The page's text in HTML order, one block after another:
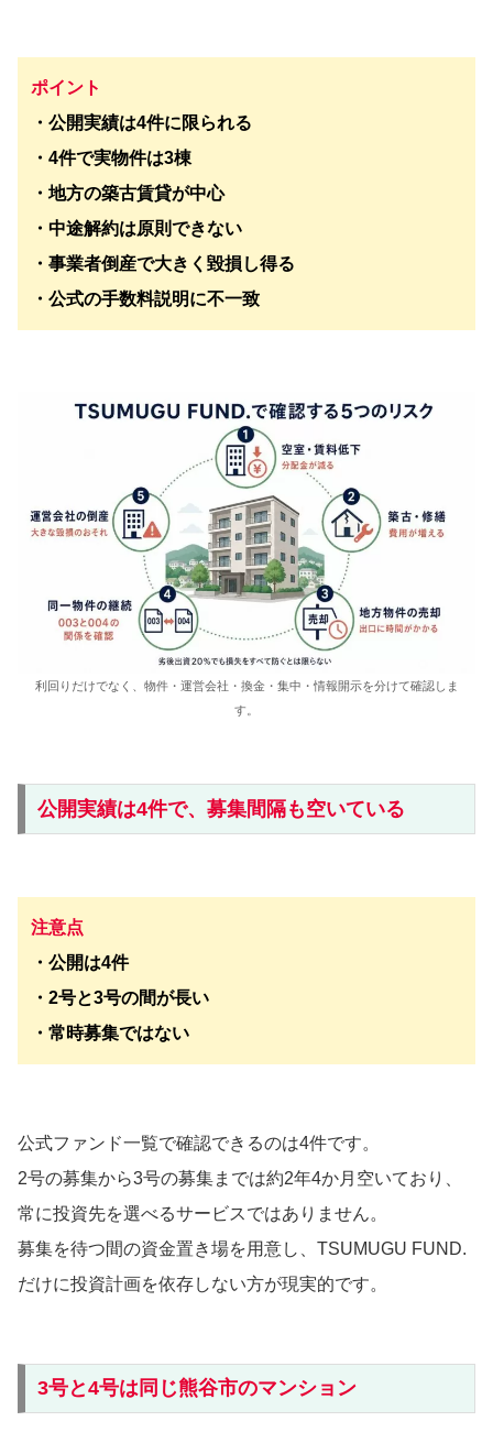
ポイント
・公開実績は4件に限られる
・4件で実物件は3棟
・地方の築古賃貸が中心
・中途解約は原則できない
・事業者倒産で大きく毀損し得る
・公式の手数料説明に不一致
利回りだけでなく、物件・運営会社・換金・集中・情報開示を分けて確認しま
す。
公開実績は4件で、募集間隔も空いている
注意点
・公開は4件
・2号と3号の間が長い
・常時募集ではない
公式ファンド一覧で確認できるのは4件です。
2号の募集から3号の募集までは約2年4か月空いており、
常に投資先を選べるサービスではありません。
募集を待つ間の資金置き場を用意し、TSUMUGU FUND.
だけに投資計画を依存しない方が現実的です。
3号と4号は同じ熊谷市のマンション